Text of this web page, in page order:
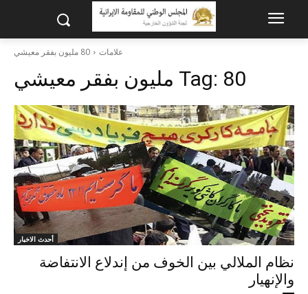
علامات 80 مليون بفقر معيشي
Tag: 80 مليون بفقر معيشي
أحدث الاخبار
نظام الملالي بين الخوف من إندلاع الانتفاضة
والإنهيار